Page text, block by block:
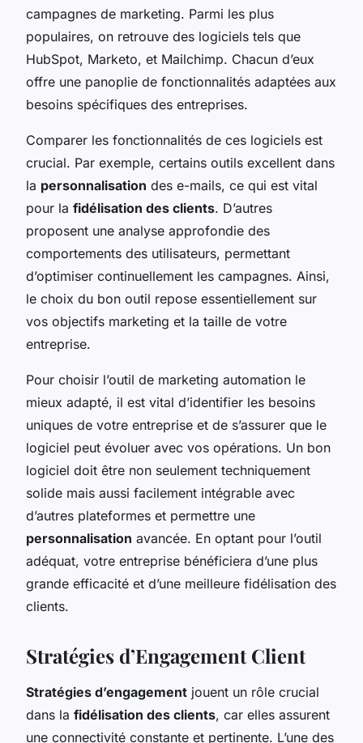
campagnes de marketing. Parmi les plus
populaires, on retrouve des logiciels tels que
HubSpot, Marketo, et Mailchimp. Chacun d’eux
offre une panoplie de fonctionnalités adaptées aux
besoins spécifiques des entreprises.
Comparer les fonctionnalités de ces logiciels est
crucial. Par exemple, certains outils excellent dans
la personnalisation des e-mails, ce qui est vital
pour la fidélisation des clients. D’autres
proposent une analyse approfondie des
comportements des utilisateurs, permettant
d’optimiser continuellement les campagnes. Ainsi,
le choix du bon outil repose essentiellement sur
vos objectifs marketing et la taille de votre
entreprise.
Pour choisir l’outil de marketing automation le
mieux adapté, il est vital d’identifier les besoins
uniques de votre entreprise et de s’assurer que le
logiciel peut évoluer avec vos opérations. Un bon
logiciel doit être non seulement techniquement
solide mais aussi facilement intégrable avec
d’autres plateformes et permettre une
personnalisation avancée. En optant pour l’outil
adéquat, votre entreprise bénéficiera d’une plus
grande efficacité et d’une meilleure fidélisation des
clients.
Stratégies d’Engagement Client
Stratégies d’engagement jouent un rôle crucial
dans la fidélisation des clients, car elles assurent
une connectivité constante et pertinente. L’une des